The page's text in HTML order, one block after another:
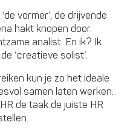
vormer’, de drijvende
hakt knopen door.
analist. En ik? Ik
‘creatieve solist’.
kun je zo het ideale
samen laten werken.
de taak de juiste HR